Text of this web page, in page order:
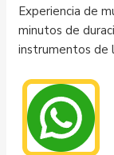
Experiencia de
minutos de
instrumentos de